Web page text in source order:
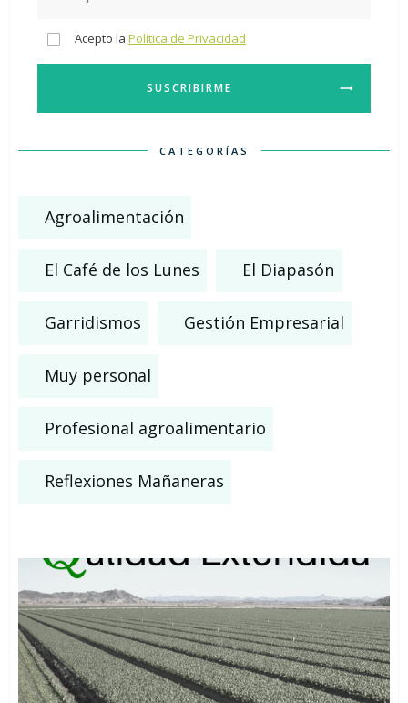
Acepto la Política de Privacidad
SUSCRIBIRME
CATEGORÍAS
Agroalimentación
El Café de los Lunes El Diapasón
Garridismos Gestión Empresarial
Muy personal
Profesional agroalimentario
Reflexiones Mañaneras